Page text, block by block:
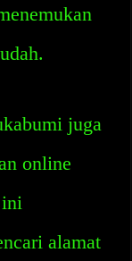
juga
online
ini
alamat